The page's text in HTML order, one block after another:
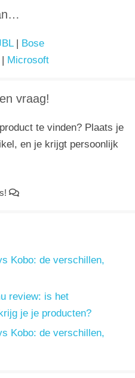
| Bose
| Microsoft
vraag!
te vinden? Plaats je
en je krijgt persoonlijk
Kobo: de verschillen,
review: is het
je je producten?
Kobo: de verschillen,